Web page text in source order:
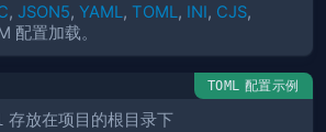
, JSON5, YAML , TOML , INI, CJS,
配置加载。
TOML 配置示例
存放在项目的根目录下